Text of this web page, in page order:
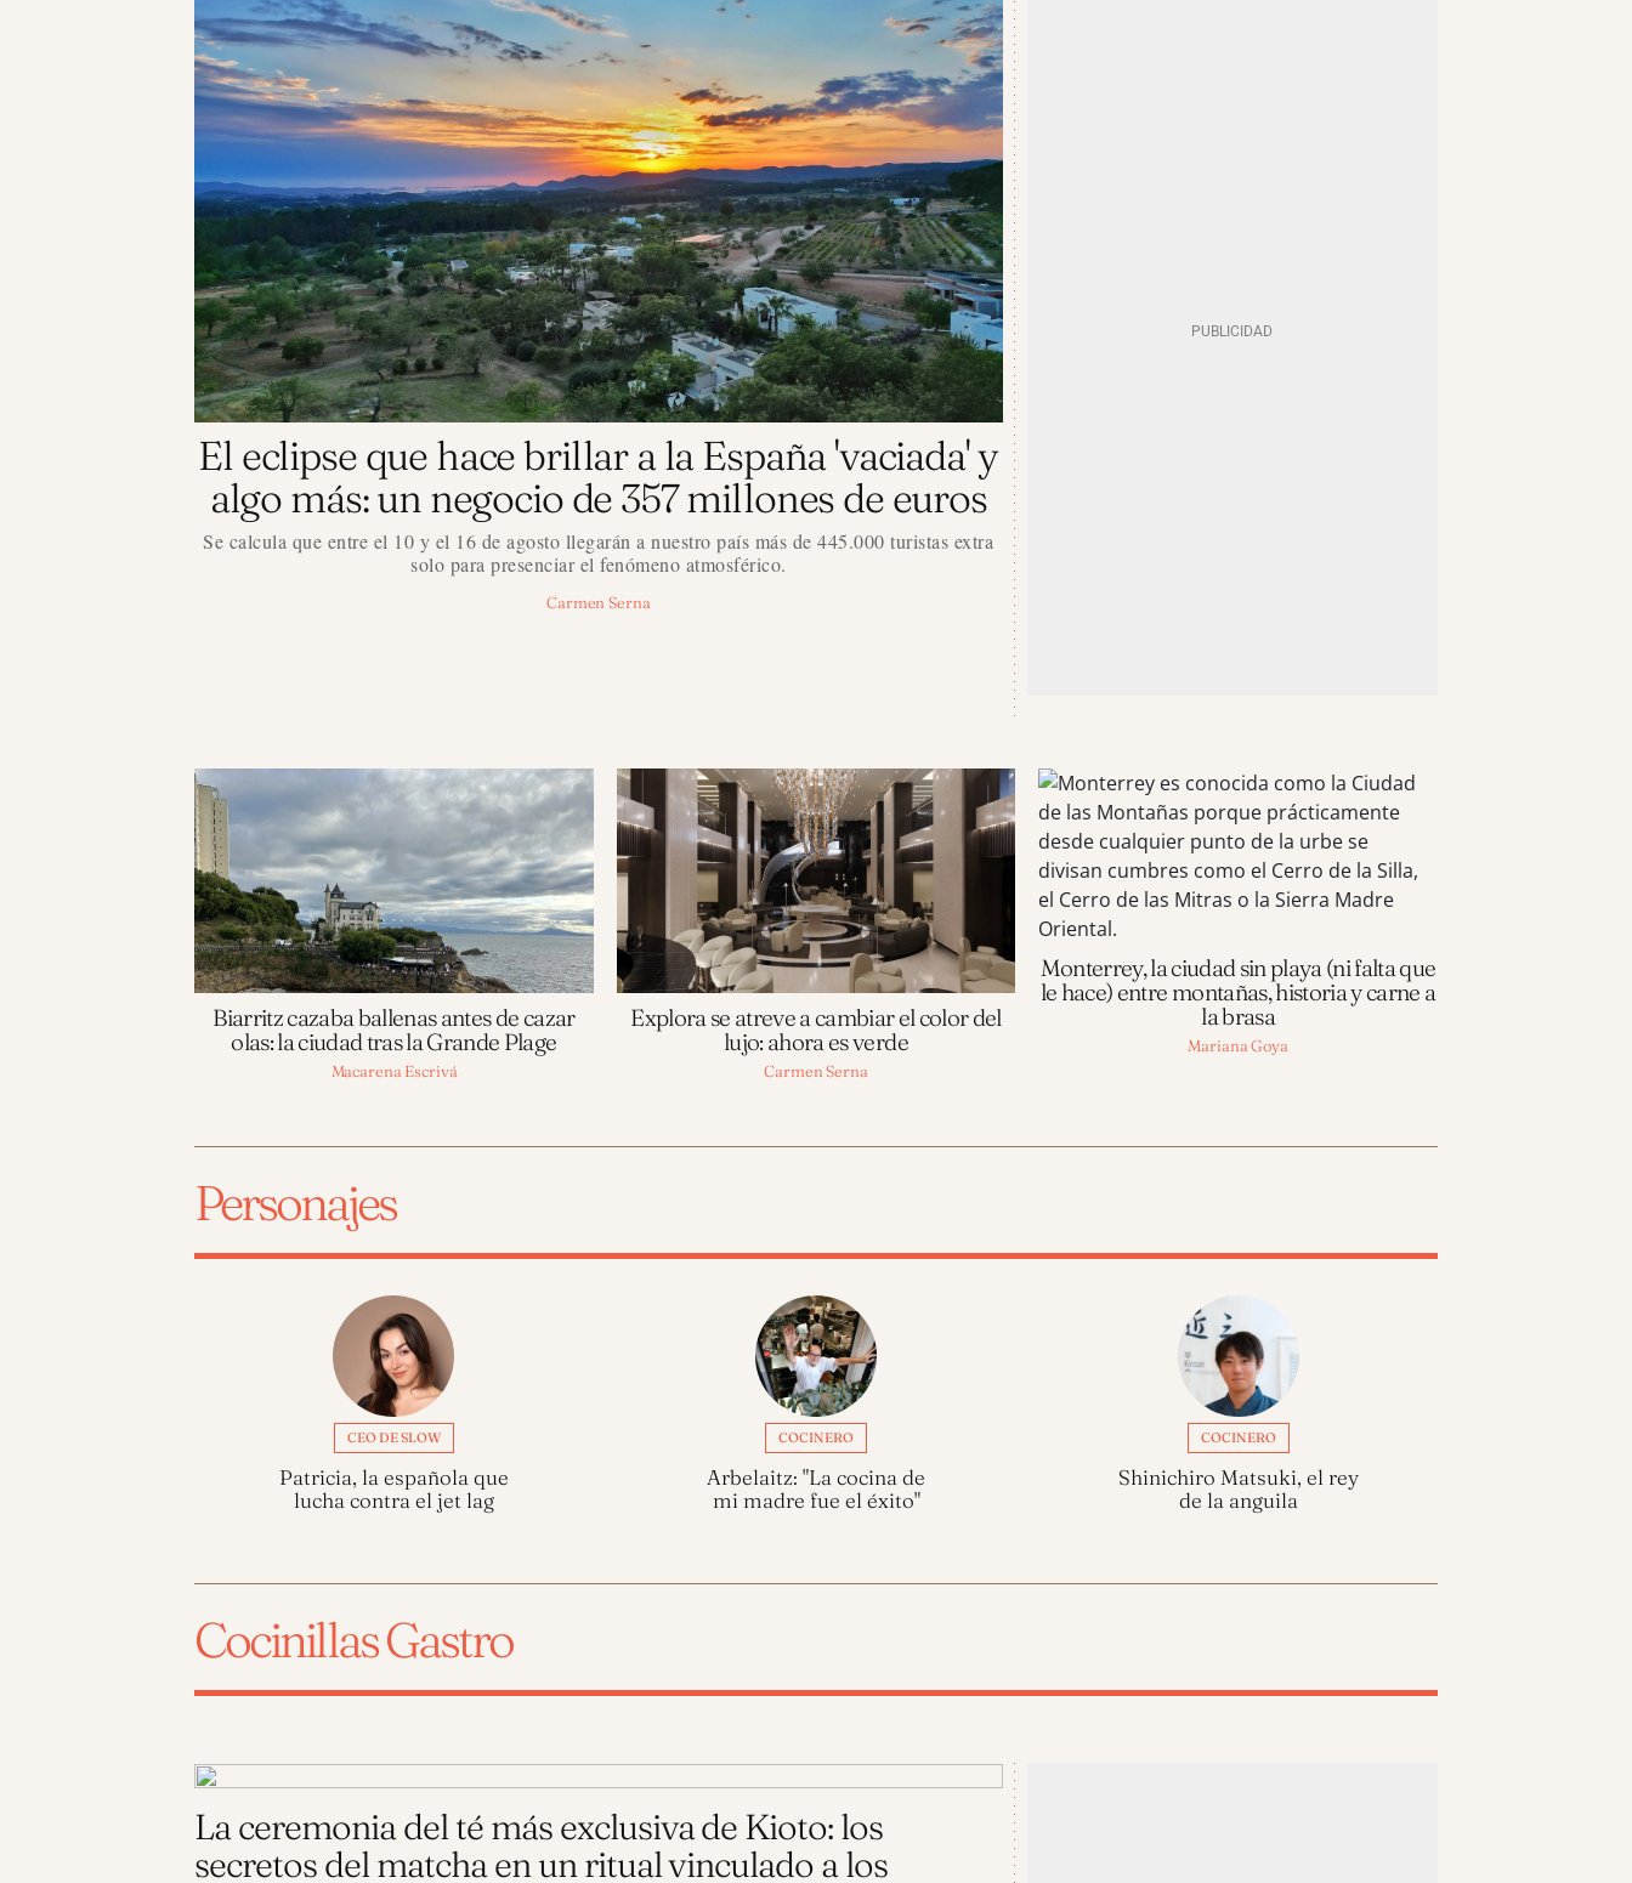
El eclipse que hace brillar a la España 'vaciada' y
algo más: un negocio de 357 millones de euros
Se calcula que entre el 10 y el 16 de agosto llegarán a nuestro país más de 445.000 turistas extra
solo para presenciar el fenómeno atmosférico.
Carmen Serna
Biarritz cazaba ballenas antes de cazar
olas: la ciudad tras la Grande Plage
Macarena Escrivá
Explora se atreve a cambiar el color del
lujo: ahora es verde
Carmen Serna
Monterrey, la ciudad sin playa (ni falta que
le hace) entre montañas, historia y carne a
la brasa
Mariana Goya
Personajes
CEO DE SLOW
Patricia, la española que
lucha contra el jet lag
COCINERO
Arbelaitz: "La cocina de
mi madre fue el éxito"
COCINERO
Shinichiro Matsuki, el rey
de la anguila
Cocinillas Gastro
La ceremonia del té más exclusiva de Kioto: los
secretos del matcha en un ritual vinculado a los